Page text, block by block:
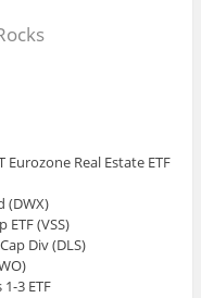
Eurozone Real Estate ETF
(DWX)
ETF (VSS)
Div (DLS)
3 ETF